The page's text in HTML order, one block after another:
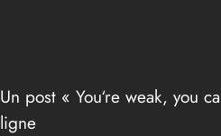
Un post « You‘re weak, you
ligne